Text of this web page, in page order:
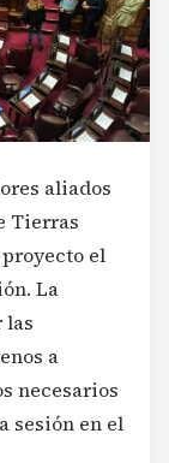
aliados
Tierras
el
La
a
necesarios
sesión en el